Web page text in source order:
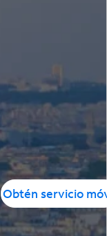
Obtén servicio